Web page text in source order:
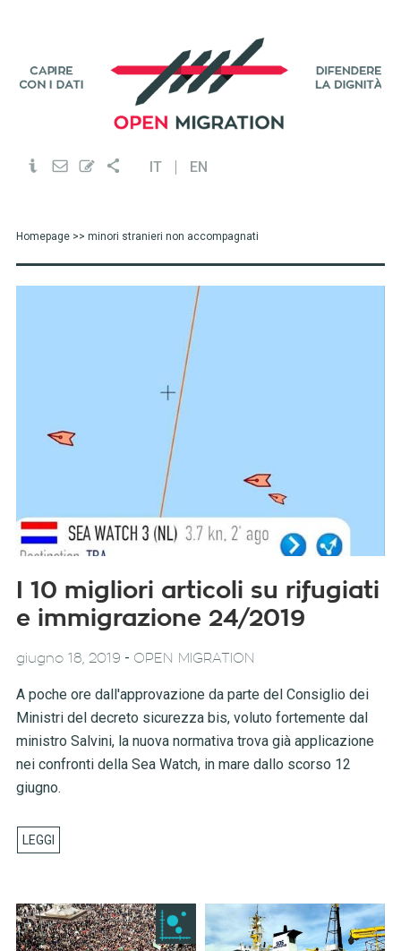
IT EN
Homepage>> minori stranieri non accompagnati
I 10 migliori articoli su rifugiati
e immigrazione 24/2019
giugno 18, 2019 - OPEN MIGRATION
A poche ore dall'approvazione da parte del Consiglio dei
Ministri del decreto sicurezza bis, voluto fortemente dal
ministro Salvini, la nuova normativa trova già applicazione
nei confronti della Sea Watch, in mare dallo scorso 12
giugno.